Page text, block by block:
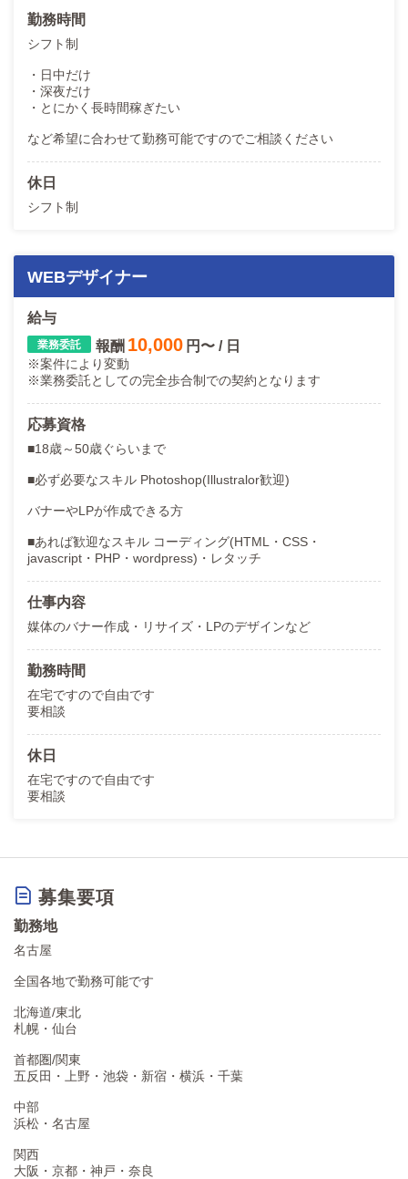
勤務時間
シフト制
・日中だけ
・深夜だけ
・とにかく長時間稼ぎたい
など希望に合わせて勤務可能ですのでご相談ください
休日
シフト制
WEBデザイナー
給与
報酬 10,000 円〜 / 日
※案件により変動
※業務委託としての完全歩合制での契約となります
応募資格
■18歳～50歳ぐらいまで
■必ず必要なスキル Photoshop(Illustralor歓迎)
バナーやLPが作成できる方
■あれば歓迎なスキル コーディング(HTML・CSS・
javascript・PHP・wordpress)・レタッチ
仕事内容
媒体のバナー作成・リサイズ・LPのデザインなど
勤務時間
在宅ですので自由です
要相談
休日
在宅ですので自由です
要相談
募集要項
勤務地
名古屋
全国各地で勤務可能です
北海道/東北
札幌・仙台
首都圏/関東
五反田・上野・池袋・新宿・横浜・千葉
中部
浜松・名古屋
関西
大阪・京都・神戸・奈良